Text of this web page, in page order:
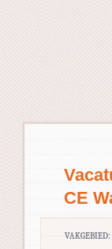
CE
VAKGEBIED: